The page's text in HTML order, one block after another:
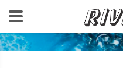
Home